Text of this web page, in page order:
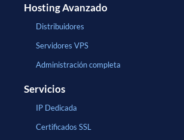
Hosting Avanzado
Distribuidores
Servidores VPS
Administración completa
Servicios
IP Dedicada
Certificados SSL